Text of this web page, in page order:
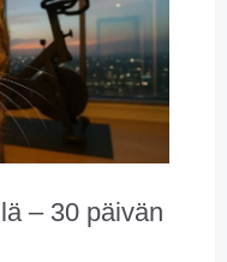
– 30 päivän